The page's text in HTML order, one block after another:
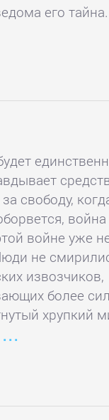
его тайна.
свободу,
война
войне уже
не
извозчиков,
более
хрупкий